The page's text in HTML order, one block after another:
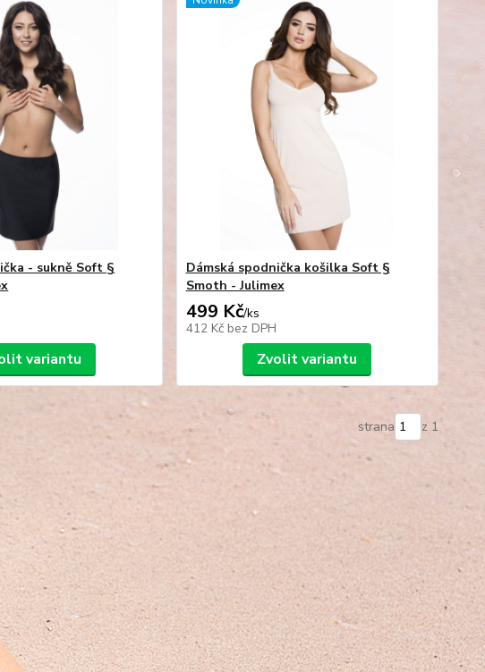
- sukně Soft §
variantu
Dámská spodnička košilka Soft §
Smoth - Julimex
499 Kč/ks
412 Kč bez DPH
Zvolit variantu
strana z 1